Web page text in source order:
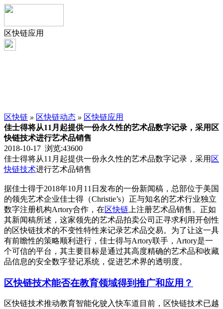
区快链应用
区快链 » 区快链动态 » 区快链应用
佳士得将从11月起提供一份永久性的艺术品数字记录，采用区
快链技术进行艺术品销售
2018-10-17 浏览:43600
佳士得将从11月起提供一份永久性的艺术品数字记录，采用 区
快链技术进行艺术品销售
据佳士得于2018年10月11日发布的一份新闻稿，总部位于美国
的领先艺术企业佳士得（Christie’s）正与知名的艺术行业独立
数字注册机构Artory合作，在区快链 上注册艺术品销售。正如
其新闻稿所述，这家领先的艺术品拍卖公司正寻求利用开创性
的区快链技术的不变性特性来记录艺术品交易。为了让这一具
有前瞻性的策略顺利进行，佳士得与Artory联手，Artory是一
个可信的平台，其主要目标是通过其高度精确的艺术品和收藏
品信息的安全数字登记系统，促进艺术界的透明度。
区快链技术能否在教育领域得到推广和应用？
区快链技术推动教育智能化驶入快车道目前，区快链技术已越